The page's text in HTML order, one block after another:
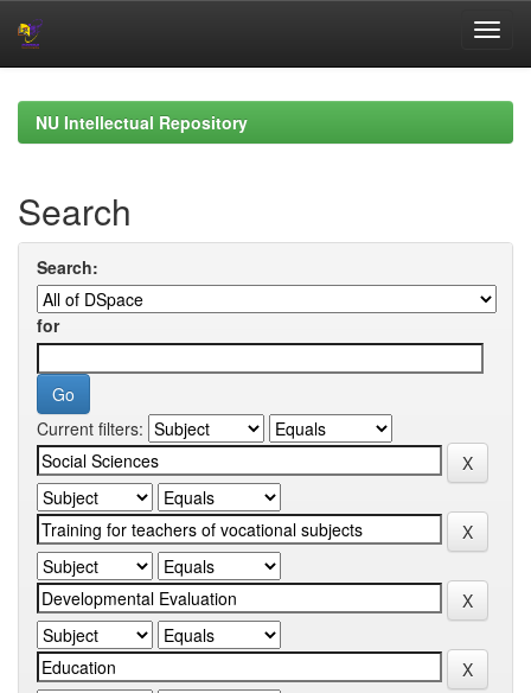
navigationNU Intellectual Repository
Search
Search:
for
Current filters: